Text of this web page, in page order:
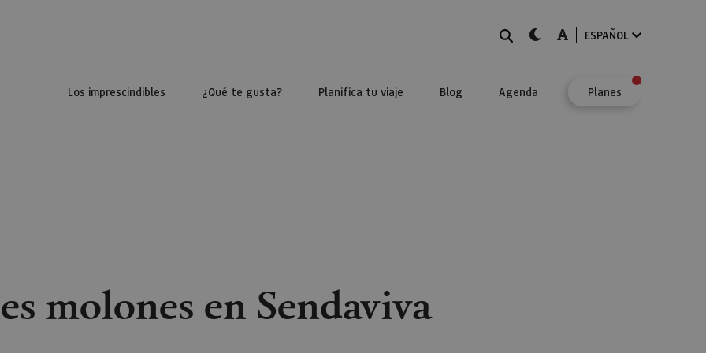
BUSCARdark-mode
A-modeESPAÑOL
Los imprescindibles ¿Qué te gusta? Planifica tu viaje Blog Agenda Planes
molones en Sendaviva